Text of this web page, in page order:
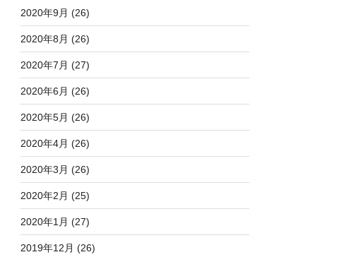
2020年9月 (26)
2020年8月 (26)
2020年7月 (27)
2020年6月 (26)
2020年5月 (26)
2020年4月 (26)
2020年3月 (26)
2020年2月 (25)
2020年1月 (27)
2019年12月 (26)